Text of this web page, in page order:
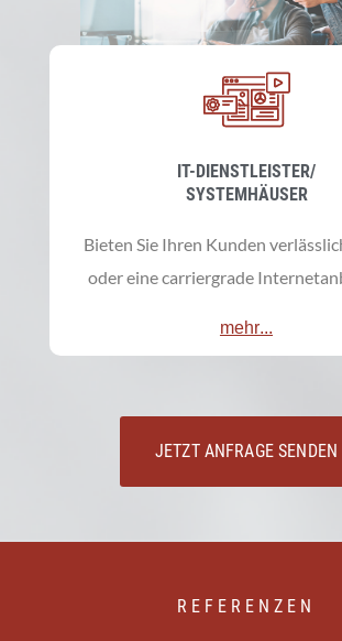
IT-DIENSTLEISTER/
SYSTEMHÄUSER
Bieten Sie Ihren Kunden
oder eine carriergrade
mehr...
JETZT ANFRAGE SENDEN
REFERENZEN